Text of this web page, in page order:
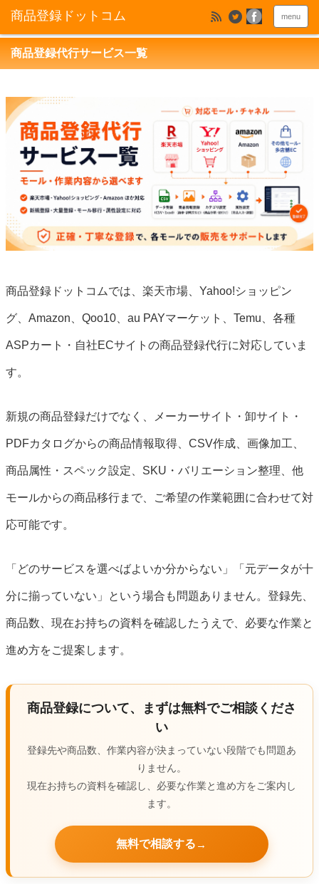
menu
商品登録代行サービス一覧
商品登録ドットコムでは、楽天市場、Yahoo!ショッピン
グ、Amazon、Qoo10、au PAYマーケット、Temu、各種
ASPカート・自社ECサイトの商品登録代行に対応していま
す。
新規の商品登録だけでなく、メーカーサイト・卸サイト・
PDFカタログからの商品情報取得、CSV作成、画像加工、
商品属性・スペック設定、SKU・バリエーション整理、他
モールからの商品移行まで、ご希望の作業範囲に合わせて対
応可能です。
「どのサービスを選べばよいか分からない」「元データが十
分に揃っていない」という場合も問題ありません。登録先、
商品数、現在お持ちの資料を確認したうえで、必要な作業と
進め方をご提案します。
商品登録について、まずは無料でご相談くださ
い
登録先や商品数、作業内容が決まっていない段階でも問題あ
りません。
現在お持ちの資料を確認し、必要な作業と進め方をご案内し
ます。
無料で相談する →